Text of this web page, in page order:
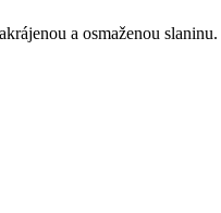
a osmaženou slaninu.